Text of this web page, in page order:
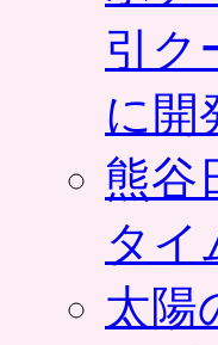
引ク
に開
熊谷
タイ
太陽